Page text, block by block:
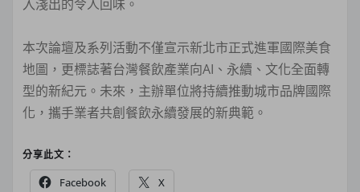
入淺出的令人回味。
本次論壇及系列活動不僅宣示新北市正式進軍國際美食
地圖，更標誌著台灣餐飲產業向AI、永續、文化全面轉
型的新紀元。未來，主辦單位將持續推動城市品牌國際
化，攜手業者共創餐飲永續發展的新典範。
分享此文：
Facebook X